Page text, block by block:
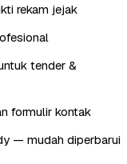
rekam jejak
tender &
formulir kontak
— mudah diperbarui